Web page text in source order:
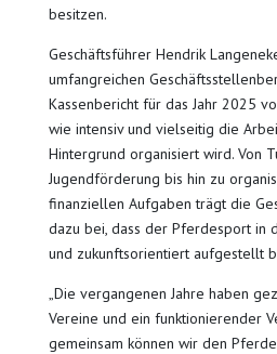
besitzen.
Geschäftsführer Hendrik
umfangreichen
Kassenbericht für das Jahr 2025
wie intensiv und vielseitig die
Hintergrund organisiert wird. Von
Jugendförderung bis hin zu
finanziellen Aufgaben trägt die
dazu bei, dass der Pferdesport in
und zukunftsorientiert aufgestellt
„Die vergangenen Jahre haben
Vereine und ein funktionierender
gemeinsam können wir den